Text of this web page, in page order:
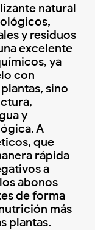
natural
y residuos
excelente
ya
con
sino
y
A
que
rápida
a
abonos
de forma
más
plantas.